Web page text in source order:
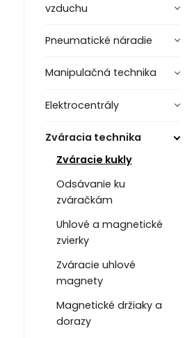
vzduchu
Pneumatické náradie
Manipulačná technika
Elektrocentrály
Zváracia technika
Zváracie kukly
Odsávanie ku
zváračkám
Uhlové a magnetické
zvierky
Zváracie uhlové
magnety
Magnetické držiaky a
dorazy